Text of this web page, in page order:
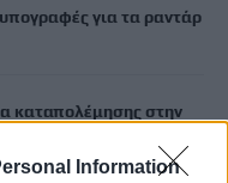
Information
για τα ραντάρ
καταπολέμησης στην